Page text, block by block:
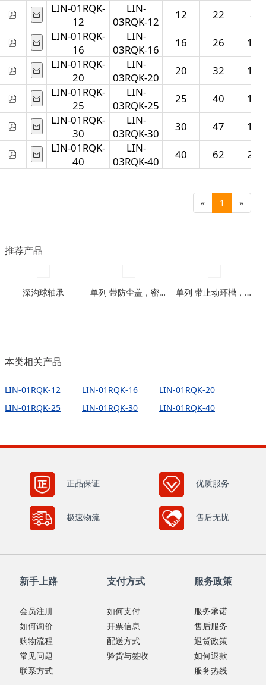
LIN-01RQK-
12
LIN-
03RQK-12
12 22
85
LIN-01RQK-
16
LIN-
03RQK-16
16 26
100
LIN-01RQK-
20
LIN-
03RQK-20
20 32
130
LIN-01RQK-
25
LIN-
03RQK-25
25 40
160
LIN-01RQK-
30
LIN-
03RQK-30
30 47
180
LIN-01RQK-
40
LIN-
03RQK-40
40 62 230
« 1 »
推荐产品
深沟球轴承 单列 带防尘盖，密封圈型 单列 带止动环槽，带止动环槽及防尘盖型
本类相关产品
LIN-01RQK-12 LIN-01RQK-16
LIN-01RQK-20
LIN-01RQK-25
LIN-01RQK-30 LIN-01RQK-40
正品保证 优质服务
极速物流 售后无忧
新手上路
会员注册
如何询价
购物流程
常见问题
联系方式
支付方式
如何支付
开票信息
配送方式
验货与签收
服务政策
服务承诺
售后服务
退货政策
如何退款
服务热线